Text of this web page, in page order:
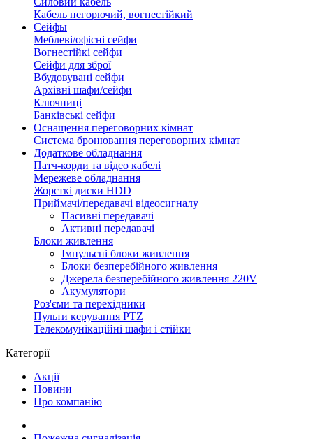
Кабель негорючий, вогнестійкий
Сейфы
Меблеві/офісні сейфи
Вогнестійкі сейфи
Сейфи для зброї
Вбудовувані сейфи
Архівні шафи/сейфи
Ключниці
Банківські сейфи
Оснащення переговорних кімнат
Система бронювання переговорних кімнат
Додаткове обладнання
Патч-корди та відео кабелі
Мережеве обладнання
Жорсткі диски HDD
Приймачі/передавачі відеосигналу
Пасивні передавачі
Активні передавачі
Блоки живлення
Імпульсні блоки живлення
Блоки безперебійного живлення
Джерела безперебійного живлення 220V
Акумулятори
Роз'єми та перехідники
Пульти керування PTZ
Телекомунікаційні шафи і стійки
Категорії
Акції
Новини
Про компанію